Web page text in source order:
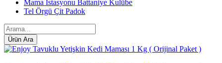
Mama İstasyonu Battaniye Kulübe
Tel Örgü Çit Padok